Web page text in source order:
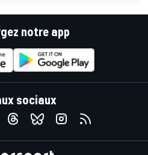
notre app
sociaux